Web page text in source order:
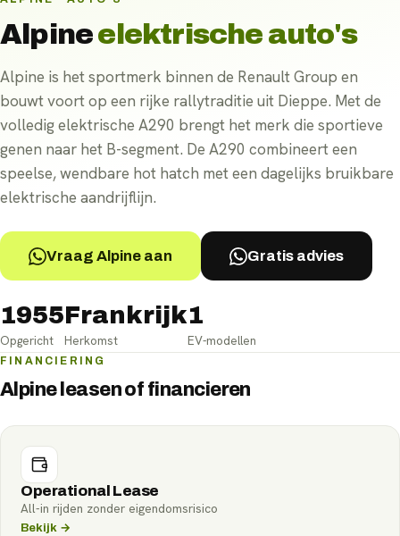
Alpineelektrische auto's
Alpine is het sportmerk binnen de Renault Group en
bouwt voort op een rijke rallytraditie uit Dieppe. Met de
volledig elektrische A290 brengt het merk die sportieve
genen naar het B-segment. De A290 combineert een
speelse, wendbare hot hatch met een dagelijks bruikbare
elektrische aandrijflijn.
Vraag Alpine aan Gratis advies
1955
Opgericht
Frankrijk
Herkomst
1
EV-modellen
FINANCIERING
Alpine leasen of financieren
Operational Lease
All-in rijden zonder eigendomsrisico
Bekijk →